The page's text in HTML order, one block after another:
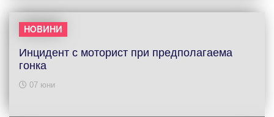
НОВИНИ
Инцидент с моторист при предполагаема
гонка
07 юни